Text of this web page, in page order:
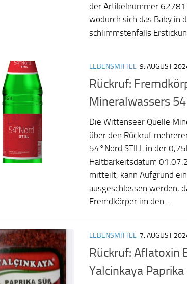
der Artikelnummer
wodurch sich das Baby in
schlimmstenfalls
LEBENSMITTEL 9. AUGUST
Rückruf:
Mineralwassers
Die Wittenseer Quelle
über den Rückruf
54°Nord STILL in der
Haltbarkeitsdatum
mitteilt, kann Aufgrund
ausgeschlossen werden,
Fremdkörper im den...
LEBENSMITTEL 7. AUGUST
Rückruf: Aflatoxin
Yalcinkaya